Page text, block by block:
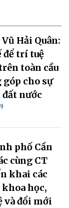
Hải Quân:
để trí tuệ
toàn cầu
góp cho sự
nước
phố Cần
cùng CT
khai các
học,
và đổi mới